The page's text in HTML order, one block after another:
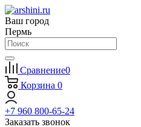
Ваш город
Пермь
Сравнение0
Корзина 0
+7 960 800-65-24
Заказать звонок